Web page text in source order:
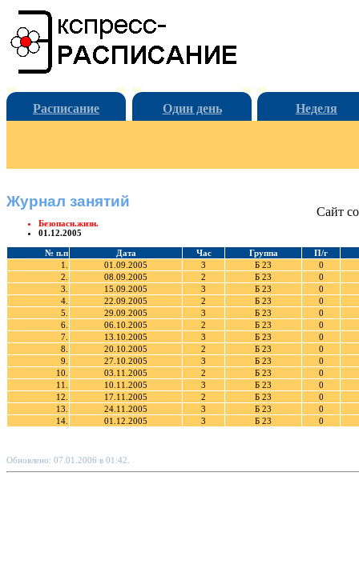
Расписание Один день Неделя
Журнал занятий
Безопасн.жизн.
01.12.2005
№ п.п Дата Час Группа
П/г
1.
01.09.2005 3 Б 23
0
2.
08.09.2005 2 Б 23
0
3.
15.09.2005 3 Б 23
0
4.
22.09.2005 2 Б 23
0
5.
29.09.2005 3 Б 23
0
6.
06.10.2005 2 Б 23
0
7.
13.10.2005 3 Б 23
0
8.
20.10.2005 2 Б 23
0
9.
27.10.2005 3 Б 23
0
10.
03.11.2005 2 Б 23
0
11.
10.11.2005 3 Б 23
0
12.
17.11.2005 2 Б 23
0
13.
24.11.2005 3 Б 23
0
14.
01.12.2005 3 Б 23 0
Обновлено: 07.01.2006 в 01:42.
Сайт